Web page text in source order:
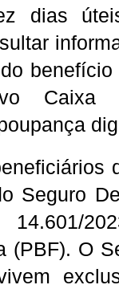
dias
Caixa
Seguro
14.601/
(PBF). O